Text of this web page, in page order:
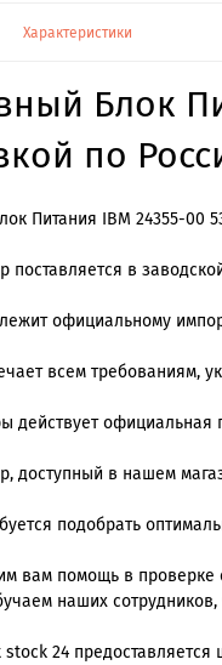
Характеристики
Блок
по
Питания IBM 24355-00
поставляется в
официальному
всем требованиям,
действует официальная
доступный в нашем
подобрать
вам помощь в проверке
наших
24 предоставляется